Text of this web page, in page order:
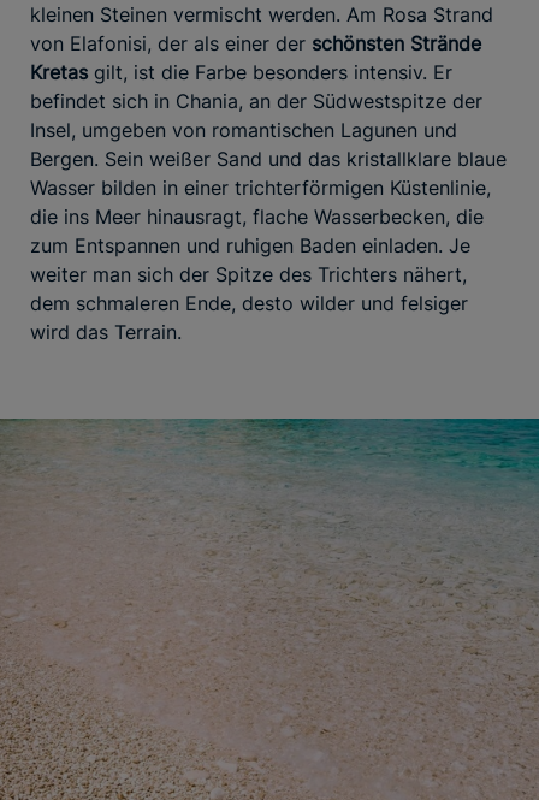
kleinen Steinen vermischt werden. Am Rosa Strand
von Elafonisi, der als einer der schönsten Strände
Kretas gilt, ist die Farbe besonders intensiv. Er
befindet sich in Chania, an der Südwestspitze der
Insel, umgeben von romantischen Lagunen und
Bergen. Sein weißer Sand und das kristallklare blaue
Wasser bilden in einer trichterförmigen Küstenlinie,
die ins Meer hinausragt, flache Wasserbecken, die
zum Entspannen und ruhigen Baden einladen. Je
weiter man sich der Spitze des Trichters nähert,
dem schmaleren Ende, desto wilder und felsiger
wird das Terrain.